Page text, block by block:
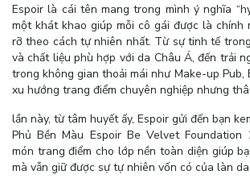
Espoir là cái tên mang trong mình ý nghĩa
một khát khao giúp mỗi cô gái được là chính
rỡ theo cách tự nhiên nhất. Từ sự tinh tế
và chất liệu phù hợp với da Châu Á, đến trải
trong không gian thoải mái như Make-up Pub,
xu hướng trang điểm chuyên nghiệp nhưng
lần này, từ tâm huyết ấy, Espoir gửi đến bạn
Phủ Bền Màu Espoir Be Velvet Foundation
món trang điểm cho lớp nền toàn diện giúp
mà vẫn giữ được sự tự nhiên vốn có của làn da.